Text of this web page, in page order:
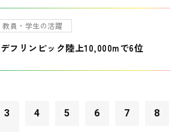
教員・学生の活躍
フリンピック陸上10,000mで6位
3 4 5 6 7 8